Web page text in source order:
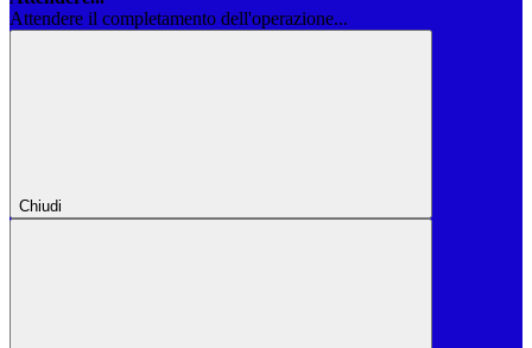
Attendere il completamento dell'operazione...
Chiudi